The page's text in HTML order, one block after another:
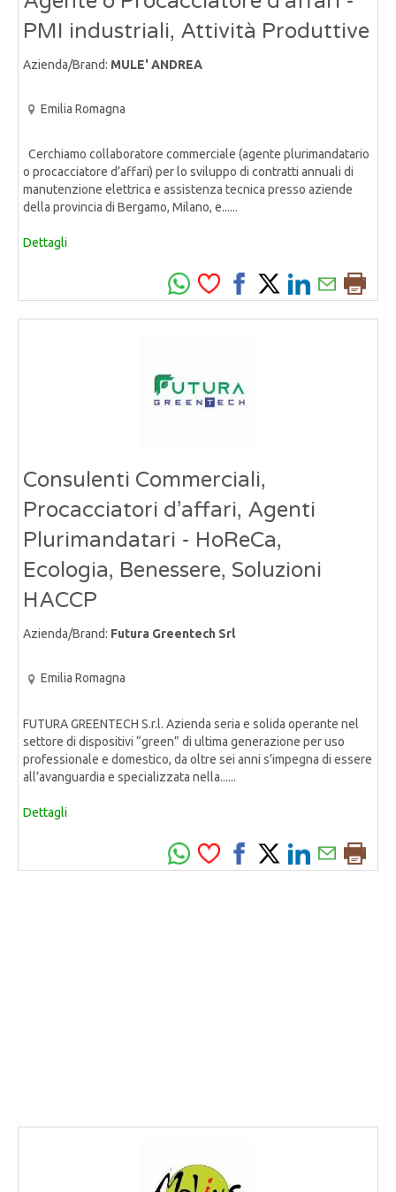
PMI industriali, Attività Produttive
Azienda/Brand: MULE' ANDREA
Emilia Romagna
Cerchiamo collaboratore commerciale (agente plurimandatario
o procacciatore d’affari) per lo sviluppo di contratti annuali di
manutenzione elettrica e assistenza tecnica presso aziende
della provincia di Bergamo, Milano, e......
Dettagli
Consulenti Commerciali,
Procacciatori d’affari, Agenti
Plurimandatari - HoReCa,
Ecologia, Benessere, Soluzioni
HACCP
Azienda/Brand: Futura Greentech Srl
Emilia Romagna
FUTURA GREENTECH S.r.l. Azienda seria e solida operante nel
settore di dispositivi “green” di ultima generazione per uso
professionale e domestico, da oltre sei anni s’impegna di essere
all’avanguardia e specializzata nella......
Dettagli